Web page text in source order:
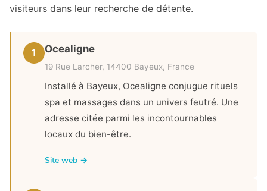
visiteurs dans leur recherche de détente.
1 Ocealigne
19 Rue Larcher, 14400 Bayeux, France
Installé à Bayeux, Ocealigne conjugue rituels
spa et massages dans un univers feutré. Une
adresse citée parmi les incontournables
locaux du bien-être.
Site web →